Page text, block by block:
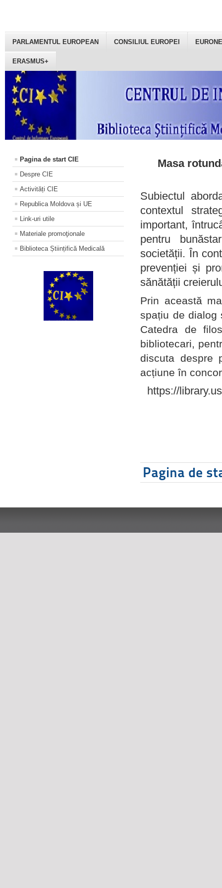
PARLAMENTUL EUROPEAN CONSILIUL EUROPEI
ERASMUS+
Pagina de start CIE
Despre CIE
Activități CIE
Republica Moldova și UE
Link-uri utile
Materiale promoţionale
Biblioteca Științifică Medicală
Masa
Subiectul
contextul
important,
pentru
societății. În
prevenției și
sănătății
Prin această
spațiu de dialog
Catedra de
bibliotecari,
discuta despre
acțiune în
https://
Pagina de